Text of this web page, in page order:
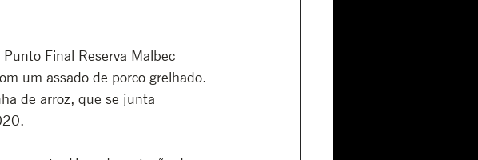
Final Reserva Malbec
um assado de porco grelhado.
de arroz, que se junta